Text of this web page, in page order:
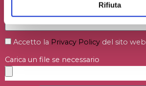
Rifiuta
Accetto la Privacy Policy del sito web
Carica un file se necessario